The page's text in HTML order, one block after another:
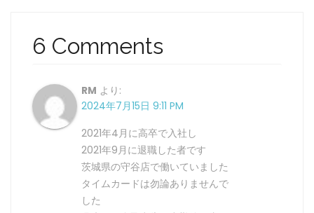
6 Comments
RM より:
2024年7月15日 9:11 PM
2021年4月に高卒で入社し
2021年9月に退職した者です
茨城県の守谷店で働いていました
タイムカードは勿論ありませんで
した